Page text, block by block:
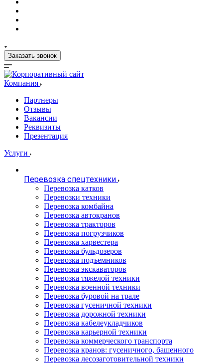
Заказать звонок
Компания
Партнеры
Отзывы
Вакансии
Реквизиты
Презентация
Услуги
Перевозка спецтехники
Перевозка катков
Перевозки техники
Перевозка комбайна
Перевозка автокранов
Перевозка тракторов
Перевозка погрузчиков
Перевозка харвестера
Перевозка бульдозеров
Перевозка подъемников
Перевозка экскаваторов
Перевозка тяжелой техники
Перевозка военной техники
Перевозка буровой на трале
Перевозка гусеничной техники
Перевозка дорожной техники
Перевозка кабелеукладчиков
Перевозка карьерной техники
Перевозка коммерческого транспорта
Перевозка кранов: гусеничного, башенного
Перевозка лесозаготовительной техники